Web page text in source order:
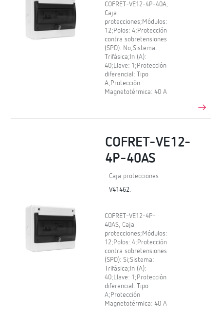
COFRET-VE12-4P-40A,
Caja
protecciones;Módulos:
12;Polos: 4;Protección
contra sobretensiones
(SPD): No;Sistema:
Trifásica;In (A):
40;Llave: 1;Protección
diferencial: Tipo
A;Protección
Magnetotérmica: 40 A
COFRET-VE12-
4P-40AS
Caja protecciones
V41462.
COFRET-VE12-4P-
40AS, Caja
protecciones;Módulos:
12;Polos: 4;Protección
contra sobretensiones
(SPD): Si;Sistema:
Trifásica;In (A):
40;Llave: 1;Protección
diferencial: Tipo
A;Protección
Magnetotérmica: 40 A